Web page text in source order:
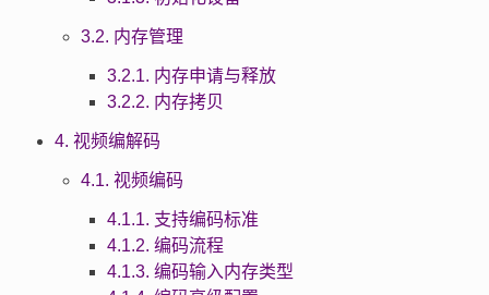
3.2. 内存管理
3.2.1. 内存申请与释放
3.2.2. 内存拷贝
4. 视频编解码
4.1. 视频编码
4.1.1. 支持编码标准
4.1.2. 编码流程
4.1.3. 编码输入内存类型